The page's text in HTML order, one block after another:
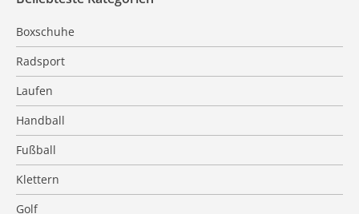
Boxschuhe
Radsport
Laufen
Handball
Fußball
Klettern
Golf